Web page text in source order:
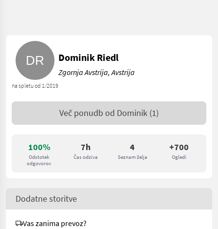
100%
Odstotek
odgovorov
7h
Čas odziva
4
Seznam želja
+700
Ogledi
na spletu od 1/2019
Dominik Riedl
Zgornja Avstrija, Avstrija
Več ponudb od Dominik (1)
Dodatne storitve
Vas zanima prevoz?